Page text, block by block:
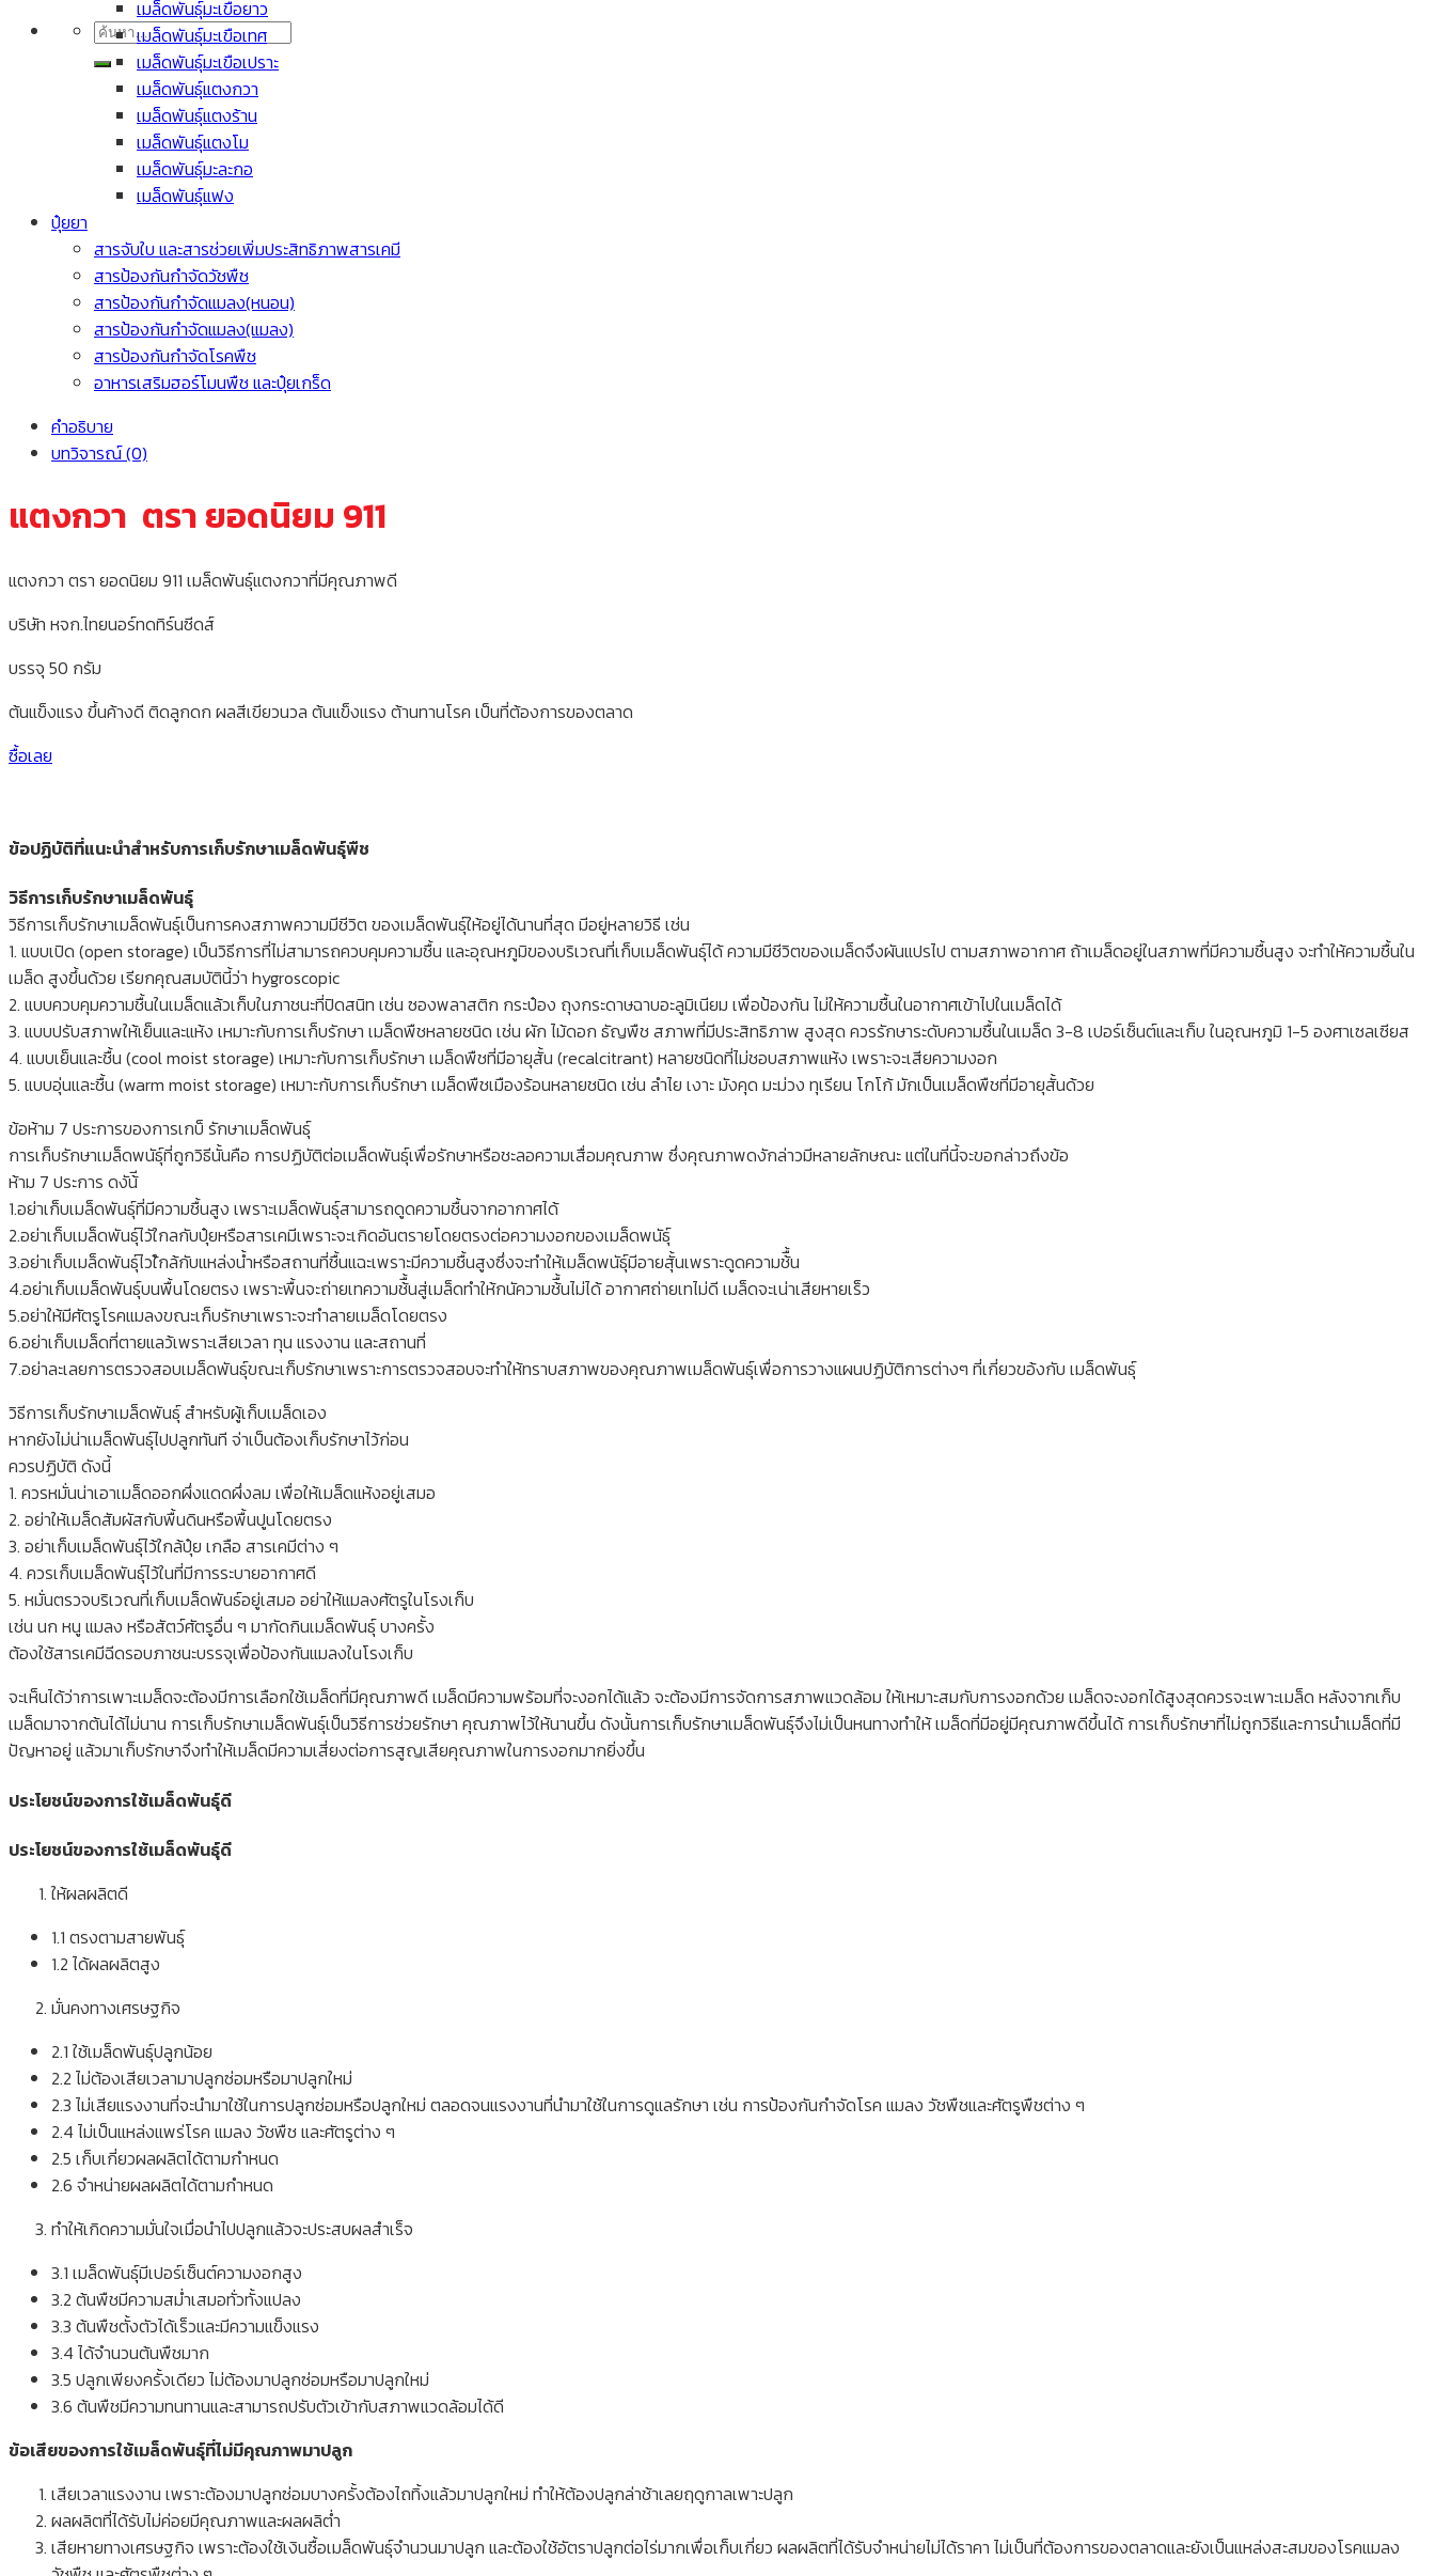
ค้นหา:
เมล็ดพันธุ์มะเขือยาว
เมล็ดพันธุ์มะเขือเทศ
เมล็ดพันธุ์มะเขือเปราะ
เมล็ดพันธุ์แตงกวา
เมล็ดพันธุ์แตงร้าน
เมล็ดพันธุ์แตงโม
เมล็ดพันธุ์มะละกอ
เมล็ดพันธุ์แฟง
ปุ๋ยยา
สารจับใบ และสารช่วยเพิ่มประสิทธิภาพสารเคมี
สารป้องกันกำจัดวัชพืช
สารป้องกันกำจัดแมลง(หนอน)
สารป้องกันกำจัดแมลง(แมลง)
สารป้องกันกำจัดโรคพืช
อาหารเสริมฮอร์โมนพืช และปุ๋ยเกร็ด
คำอธิบาย
บทวิจารณ์ (0)
แตงกวา ตรา ยอดนิยม 911
แตงกวา ตรา ยอดนิยม 911 เมล็ดพันธุ์แตงกวาที่มีคุณภาพดี
บริษัท หจก.ไทยนอร์ทดทิร์นซีดส์
บรรจุ 50 กรัม
ต้นแข็งแรง ขึ้นค้างดี ติดลูกดก ผลสีเขียวนวล ต้นแข็งแรง ต้านทานโรค เป็นที่ต้องการของตลาด
ซื้อเลย
ข้อปฏิบัติที่แนะนำสำหรับการเก็บรักษาเมล็ดพันธุ์พืช
วิธีการเก็บรักษาเมล็ดพันธุ์
วิธีการเก็บรักษาเมล็ดพันธุ์เป็นการคงสภาพความมีชีวิต ของเมล็ดพันธุ์ให้อยู่ได้นานที่สุด มีอยู่หลายวิธี เช่น
1. แบบเปิด (open storage) เป็นวิธีการที่ไม่สามารถควบคุมความชื้น และอุณหภูมิของบริเวณที่เก็บเมล็ดพันธุ์ได้ ความมีชีวิตของเมล็ดจึงผันแปรไป ตามสภาพอากาศ ถ้าเมล็ดอยู่ในสภาพที่มีความชื้นสูง จะทำให้ความชื้นใน
เมล็ด สูงขึ้นด้วย เรียกคุณสมบัตินี้ว่า hygroscopic
2. แบบควบคุมความชื้นในเมล็ดแล้วเก็บในภาชนะที่ปิดสนิท เช่น ซองพลาสติก กระป๋อง ถุงกระดาษฉาบอะลูมิเนียม เพื่อป้องกัน ไม่ให้ความชื้นในอากาศเข้าไปในเมล็ดได้
3. แบบปรับสภาพให้เย็นและแห้ง เหมาะกับการเก็บรักษา เมล็ดพืชหลายชนิด เช่น ผัก ไม้ดอก ธัญพืช สภาพที่มีประสิทธิภาพ สูงสุด ควรรักษาระดับความชื้นในเมล็ด 3-8 เปอร์เซ็นต์และเก็บ ในอุณหภูมิ 1-5 องศาเซลเซียส
4. แบบเย็นและชื้น (cool moist storage) เหมาะกับการเก็บรักษา เมล็ดพืชที่มีอายุสั้น (recalcitrant) หลายชนิดที่ไม่ชอบสภาพแห้ง เพราะจะเสียความงอก
5. แบบอุ่นและชื้น (warm moist storage) เหมาะกับการเก็บรักษา เมล็ดพืชเมืองร้อนหลายชนิด เช่น ลำไย เงาะ มังคุด มะม่วง ทุเรียน โกโก้ มักเป็นเมล็ดพืชที่มีอายุสั้นด้วย
ข้อห้าม 7 ประการของการเกบ็ รักษาเมล็ดพันธุ์
การเก็บรักษาเมล็ดพนัธุ์ที่ถูกวิธีนั้นคือ การปฏิบัติต่อเมล็ดพันธุ์เพื่อรักษาหรือชะลอความเสื่อมคุณภาพ ซึ่งคุณภาพดงักล่าวมีหลายลักษณะ แต่ในที่นี้จะขอกล่าวถึงข้อ
ห้าม 7 ประการ ดงัน้ี
1.อย่าเก็บเมล็ดพันธุ์ที่มีความชื้นสูง เพราะเมล็ดพันธุ์สามารถดูดความชื้นจากอากาศได้
2.อย่าเก็บเมล็ดพันธุ์ไวัใกลกับปุ๋ยหรือสารเคมีเพราะจะเกิดอันตรายโดยตรงต่อความงอกของเมล็ดพนัธุ์
3.อย่าเก็บเมล็ดพันธุ์ไวใ้กล้กับแหล่งน้ำหรือสถานที่ชื้นแฉะเพราะมีความชื้นสูงซึ่งจะทำให้เมล็ดพนัธุ์มีอายสุั้นเพราะดูดความช้ื้น
4.อย่าเก็บเมล็ดพันธุ์บนพื้นโดยตรง เพราะพื้นจะถ่ายเทความช้ื้นสู่เมล็ดทำให้กนัความช้ื้นไม่ได้ อากาศถ่ายเทไม่ดี เมล็ดจะเน่าเสียหายเร็ว
5.อย่าให้มีศัตรูโรคแมลงขณะเก็บรักษาเพราะจะทำลายเมล็ดโดยตรง
6.อย่าเก็บเมล็ดที่ตายแลว้เพราะเสียเวลา ทุน แรงงาน และสถานที่
7.อย่าละเลยการตรวจสอบเมล็ดพันธุ์ขณะเก็บรักษาเพราะการตรวจสอบจะทำให้ทราบสภาพของคุณภาพเมล็ดพันธุ์เพื่อการวางแผนปฏิบัติการต่างๆ ที่เกี่ยวขอ้งกับ เมล็ดพันธุ์
วิธีการเก็บรักษาเมล็ดพันธุ์ สำหรับผู้เก็บเมล็ดเอง
หากยังไม่น่าเมล็ดพันธุ์ไปปลูกทันที จ่าเป็นต้องเก็บรักษาไว้ก่อน
ควรปฏิบัติ ดังนี้
1. ควรหมั่นน่าเอาเมล็ดออกผึ่งแดดผึ่งลม เพื่อให้เมล็ดแห้งอยู่เสมอ
2. อย่าให้เมล็ดสัมผัสกับพื้นดินหรือพื้นปูนโดยตรง
3. อย่าเก็บเมล็ดพันธุ์ไว้ใกล้ปุ๋ย เกลือ สารเคมีต่าง ๆ
4. ควรเก็บเมล็ดพันธุ์ไว้ในที่มีการระบายอากาศดี
5. หมั่นตรวจบริเวณที่เก็บเมล็ดพันธ์อยู่เสมอ อย่าให้แมลงศัตรูในโรงเก็บ
เช่น นก หนู แมลง หรือสัตว์ศัตรูอื่น ๆ มากัดกินเมล็ดพันธุ์ บางครั้ง
ต้องใช้สารเคมีฉีดรอบภาชนะบรรจุเพื่อป้องกันแมลงในโรงเก็บ
จะเห็นได้ว่าการเพาะเมล็ดจะต้องมีการเลือกใช้เมล็ดที่มีคุณภาพดี เมล็ดมีความพร้อมที่จะงอกได้แล้ว จะต้องมีการจัดการสภาพแวดล้อม ให้เหมาะสมกับการงอกด้วย เมล็ดจะงอกได้สูงสุดควรจะเพาะเมล็ด หลังจากเก็บ
เมล็ดมาจากต้นได้ไม่นาน การเก็บรักษาเมล็ดพันธุ์เป็นวิธีการช่วยรักษา คุณภาพไว้ให้นานขึ้น ดังนั้นการเก็บรักษาเมล็ดพันธุ์จึงไม่เป็นหนทางทำให้ เมล็ดที่มีอยู่มีคุณภาพดีขึ้นได้ การเก็บรักษาที่ไม่ถูกวิธีและการนำเมล็ดที่มี
ปัญหาอยู่ แล้วมาเก็บรักษาจึงทำให้เมล็ดมีความเสี่ยงต่อการสูญเสียคุณภาพในการงอกมากยิ่งขึ้น
ประโยชน์ของการใช้เมล็ดพันธุ์ดี
ประโยชน์ของการใช้เมล็ดพันธุ์ดี
ให้ผลผลิตดี
1.1 ตรงตามสายพันธุ์
1.2 ได้ผลผลิตสูง
มั่นคงทางเศรษฐกิจ
2.1 ใช้เมล็ดพันธุ์ปลูกน้อย
2.2 ไม่ต้องเสียเวลามาปลูกซ่อมหรือมาปลูกใหม่
2.3 ไม่เสียแรงงานที่จะนำมาใช้ในการปลูกซ่อมหรือปลูกใหม่ ตลอดจนแรงงานที่นำมาใช้ในการดูแลรักษา เช่น การป้องกันกำจัดโรค แมลง วัชพืชและศัตรูพืชต่าง ๆ
2.4 ไม่เป็นแหล่งแพร่โรค แมลง วัชพืช และศัตรูต่าง ๆ
2.5 เก็บเกี่ยวผลผลิตได้ตามกำหนด
2.6 จำหน่ายผลผลิตได้ตามกำหนด
ทำให้เกิดความมั่นใจเมื่อนำไปปลูกแล้วจะประสบผลสำเร็จ
3.1 เมล็ดพันธุ์มีเปอร์เซ็นต์ความงอกสูง
3.2 ต้นพืชมีความสม่ำเสมอทั่วทั้งแปลง
3.3 ต้นพืชตั้งตัวได้เร็วและมีความแข็งแรง
3.4 ได้จำนวนต้นพืชมาก
3.5 ปลูกเพียงครั้งเดียว ไม่ต้องมาปลูกซ่อมหรือมาปลูกใหม่
3.6 ต้นพืชมีความทนทานและสามารถปรับตัวเข้ากับสภาพแวดล้อมได้ดี
ข้อเสียของการใช้เมล็ดพันธุ์ที่ไม่มีคุณภาพมาปลูก
เสียเวลาแรงงาน เพราะต้องมาปลูกซ่อมบางครั้งต้องไถทิ้งแล้วมาปลูกใหม่ ทำให้ต้องปลูกล่าช้าเลยฤดูกาลเพาะปลูก
ผลผลิตที่ได้รับไม่ค่อยมีคุณภาพและผลผลิต่ำ
เสียหายทางเศรษฐกิจ เพราะต้องใช้เงินซื้อเมล็ดพันธุ์จำนวนมาปลูก และต้องใช้อัตราปลูกต่อไร่มากเพื่อเก็บเกี่ยว ผลผลิตที่ได้รับจำหน่ายไม่ได้ราคา ไม่เป็นที่ต้องการของตลาดและยังเป็นแหล่งสะสมของโรคแมลง